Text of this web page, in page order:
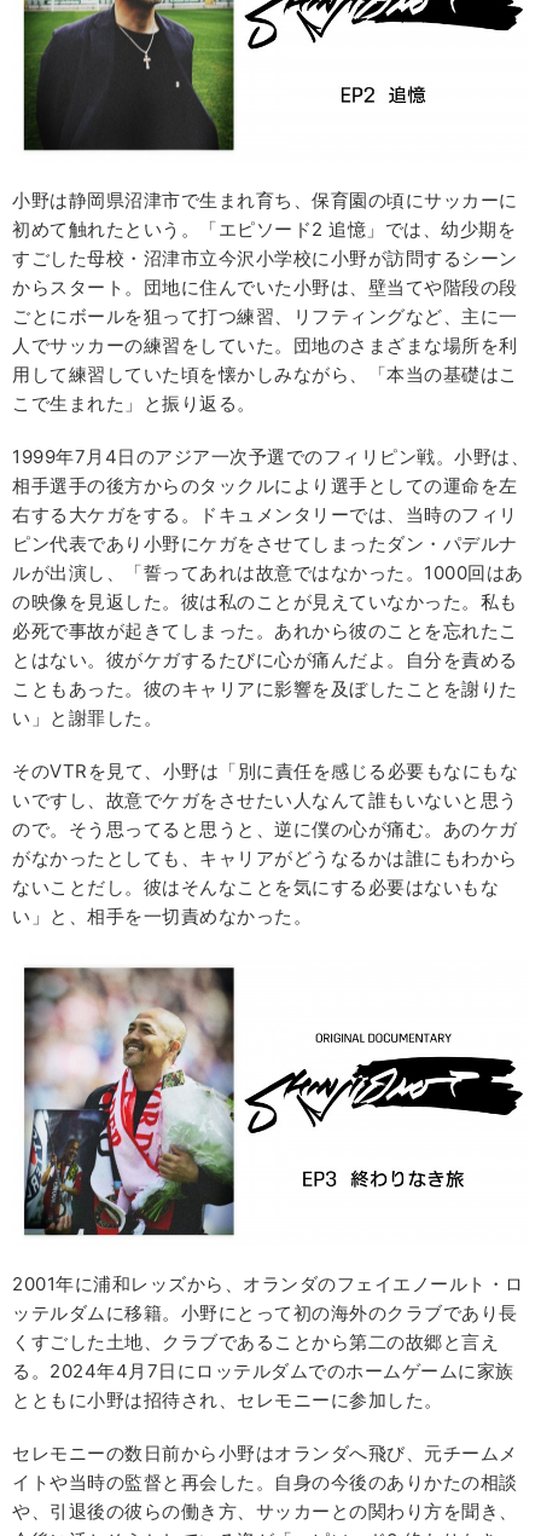
小野は静岡県沼津市で生まれ育ち、保育園の頃にサッカーに
初めて触れたという。「エピソード2 追憶」では、幼少期を
すごした母校・沼津市立今沢小学校に小野が訪問するシーン
からスタート。団地に住んでいた小野は、壁当てや階段の段
ごとにボールを狙って打つ練習、リフティングなど、主に一
人でサッカーの練習をしていた。団地のさまざまな場所を利
用して練習していた頃を懐かしみながら、「本当の基礎はこ
こで生まれた」と振り返る。
1999年7月4日のアジア一次予選でのフィリピン戦。小野は、
相手選手の後方からのタックルにより選手としての運命を左
右する大ケガをする。ドキュメンタリーでは、当時のフィリ
ピン代表であり小野にケガをさせてしまったダン・パデルナ
ルが出演し、「誓ってあれは故意ではなかった。1000回はあ
の映像を見返した。彼は私のことが見えていなかった。私も
必死で事故が起きてしまった。あれから彼のことを忘れたこ
とはない。彼がケガするたびに心が痛んだよ。自分を責める
こともあった。彼のキャリアに影響を及ぼしたことを謝りた
い」と謝罪した。
そのVTRを見て、小野は「別に責任を感じる必要もなにもな
いですし、故意でケガをさせたい人なんて誰もいないと思う
ので。そう思ってると思うと、逆に僕の心が痛む。あのケガ
がなかったとしても、キャリアがどうなるかは誰にもわから
ないことだし。彼はそんなことを気にする必要はないもな
い」と、相手を一切責めなかった。
2001年に浦和レッズから、オランダのフェイエノールト・ロ
ッテルダムに移籍。小野にとって初の海外のクラブであり長
くすごした土地、クラブであることから第二の故郷と言え
る。2024年4月7日にロッテルダムでのホームゲームに家族
とともに小野は招待され、セレモニーに参加した。
セレモニーの数日前から小野はオランダへ飛び、元チームメ
イトや当時の監督と再会した。自身の今後のありかたの相談
や、引退後の彼らの働き方、サッカーとの関わり方を聞き、